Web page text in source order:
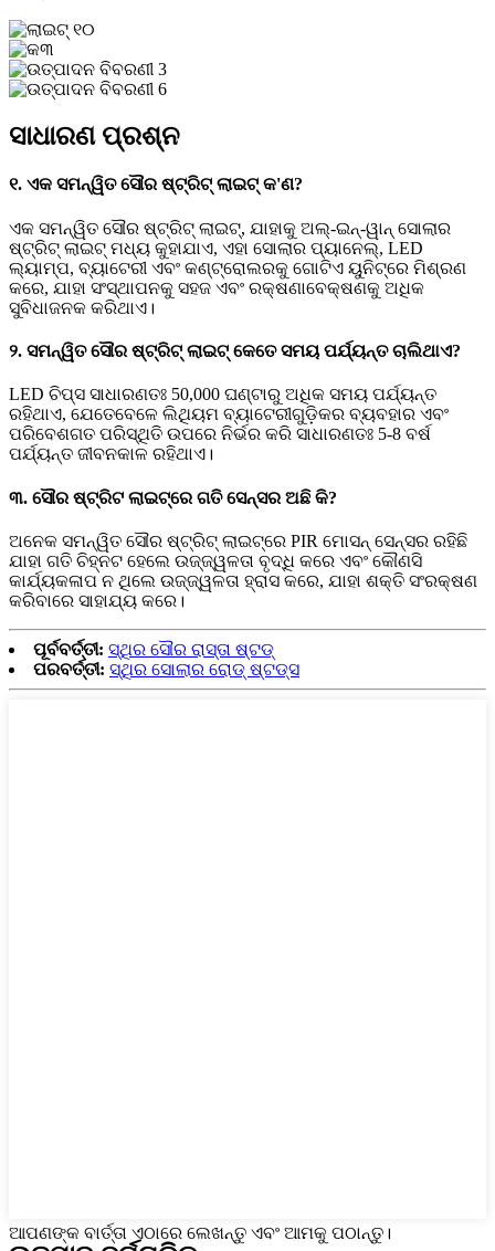
ସାଧାରଣ ପ୍ରଶ୍ନ
୧. ଏକ ସମନ୍ୱିତ ସୌର ଷ୍ଟ୍ରିଟ୍ ଲାଇଟ୍ କ'ଣ?
ଏକ ସମନ୍ୱିତ ସୌର ଷ୍ଟ୍ରିଟ୍ ଲାଇଟ୍, ଯାହାକୁ ଅଲ୍-ଇନ୍-ୱାନ୍ ସୋଲାର
ଷ୍ଟ୍ରିଟ୍ ଲାଇଟ୍ ମଧ୍ୟ କୁହାଯାଏ, ଏହା ସୋଲାର ପ୍ୟାନେଲ୍, LED
ଲ୍ୟାମ୍ପ, ବ୍ୟାଟେରୀ ଏବଂ କଣ୍ଟ୍ରୋଲରକୁ ଗୋଟିଏ ୟୁନିଟ୍‌ରେ ମିଶ୍ରଣ
କରେ, ଯାହା ସଂସ୍ଥାପନକୁ ସହଜ ଏବଂ ରକ୍ଷଣାବେକ୍ଷଣକୁ ଅଧିକ
ସୁବିଧାଜନକ କରିଥାଏ।
୨. ସମନ୍ୱିତ ସୌର ଷ୍ଟ୍ରିଟ୍ ଲାଇଟ୍ କେତେ ସମୟ ପର୍ଯ୍ୟନ୍ତ ଚାଲିଥାଏ?
LED ଚିପ୍ସ ସାଧାରଣତଃ 50,000 ଘଣ୍ଟାରୁ ଅଧିକ ସମୟ ପର୍ଯ୍ୟନ୍ତ
ରହିଥାଏ, ଯେତେବେଳେ ଲିଥିୟମ ବ୍ୟାଟେରୀଗୁଡ଼ିକର ବ୍ୟବହାର ଏବଂ
ପରିବେଶଗତ ପରିସ୍ଥିତି ଉପରେ ନିର୍ଭର କରି ସାଧାରଣତଃ 5-8 ବର୍ଷ
ପର୍ଯ୍ୟନ୍ତ ଜୀବନକାଳ ରହିଥାଏ।
୩. ସୌର ଷ୍ଟ୍ରିଟ ଲାଇଟ୍‌ରେ ଗତି ସେନ୍ସର ଅଛି କି?
ଅନେକ ସମନ୍ୱିତ ସୌର ଷ୍ଟ୍ରିଟ୍ ଲାଇଟ୍‌ରେ PIR ମୋସନ୍ ସେନ୍ସର ରହିଛି
ଯାହା ଗତି ଚିହ୍ନଟ ହେଲେ ଉଜ୍ଜ୍ୱଳତା ବୃଦ୍ଧି କରେ ଏବଂ କୌଣସି
କାର୍ଯ୍ୟକଳାପ ନ ଥିଲେ ଉଜ୍ଜ୍ୱଳତା ହ୍ରାସ କରେ, ଯାହା ଶକ୍ତି ସଂରକ୍ଷଣ
କରିବାରେ ସାହାଯ୍ୟ କରେ।
ପୂର୍ବବର୍ତ୍ତୀ: ସ୍ଥିର ସୌର ରାସ୍ତା ଷ୍ଟଡ୍
ପରବର୍ତ୍ତୀ: ସ୍ଥିର ସୋଲାର ରୋଡ୍ ଷ୍ଟଡ୍ସ
ଆପଣଙ୍କ ବାର୍ତ୍ତା ଏଠାରେ ଲେଖନ୍ତୁ ଏବଂ ଆମକୁ ପଠାନ୍ତୁ।